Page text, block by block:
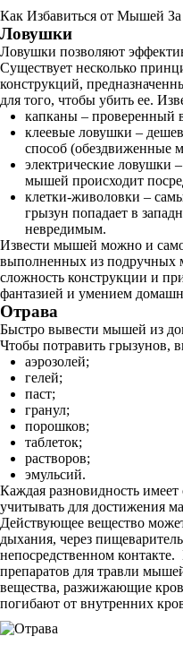
Как Избавиться от Мышей
Ловушки
Ловушки позволяют
Существует несколько
конструкций,
для того, чтобы убить ее.
капканы – проверенный
клеевые ловушки –
способ (обездвиженные
электрические ловушки
мышей происходит
клетки-живоловки –
грызун попадает в
невредимым.
Извести мышей можно и
выполненных из подручных
сложность конструкции и
фантазией и умением
Отрава
Быстро вывести мышей из
Чтобы потравить грызунов,
аэрозолей;
гелей;
паст;
гранул;
порошков;
таблеток;
растворов;
эмульсий.
Каждая разновидность
учитывать для достижения
Действующее вещество
дыхания, через
непосредственном
препаратов для травли
вещества, разжижающие
погибают от внутренних